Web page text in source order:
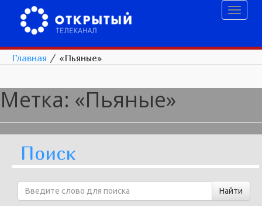
Главная / «Пьяные»
Метка: «Пьяные»
Поиск